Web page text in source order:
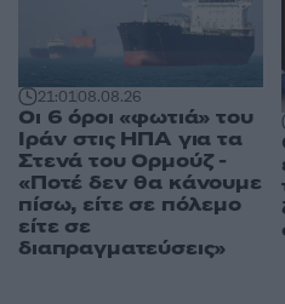
21:0108.08.26
Οι 6 όροι «φωτιά» του
Ιράν στις ΗΠΑ για τα
Στενά του Ορμούζ -
«Ποτέ δεν θα κάνουμε
πίσω, είτε σε πόλεμο
είτε σε
διαπραγματεύσεις»